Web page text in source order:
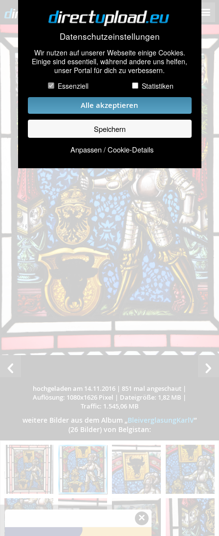
Datenschutzeinstellungen
Wir nutzen auf unserer Webseite einige Cookies.
Einige sind essentiell, während andere uns helfen,
unser Portal für dich zu verbessern.
Essenziell
Statistiken
Alle akzeptieren
Speichern
Anpassen / Cookie-Details
hochgeladen am 14.11.2016 | 851 mal angeschaut |
Auflösung: 1080x1626 Pixel | Dateigröße: 1,82 MB |
Traffic: 1.545,06 MB
weitere Bilder aus dem Album „BleiverglasungKarlV”
(26 Bilder) von Belgistan:
×